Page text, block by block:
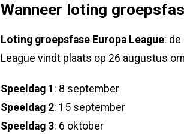
Wanneer loting
Loting groepsfase Europa League:
League vindt plaats op 26 augustus
Speeldag 1 : 8 september
Speeldag 2: 15 september
Speeldag 3: 6 oktober